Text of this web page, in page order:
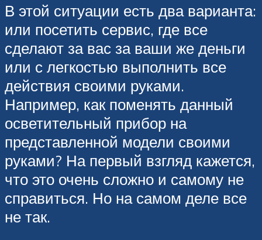
В этой ситуации есть два варианта:
или посетить сервис, где все
сделают за вас за ваши же деньги
или с легкостью выполнить все
действия своими руками.
Например, как поменять данный
осветительный прибор на
представленной модели своими
руками? На первый взгляд кажется,
что это очень сложно и самому не
справиться. Но на самом деле все
не так.